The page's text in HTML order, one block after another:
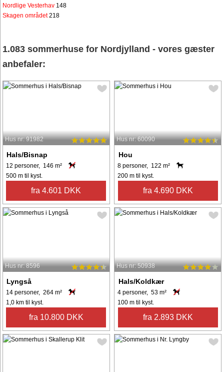
Nordlige Vesterhav 148
Skagen området218
1.083 sommerhuse for Nordjylland - vores gæster
anbefaler:
Hus nr: 91982
Hals/Bisnap
12 personer, 146 m²
500 m til kyst.
fra 4.601 DKK
Hus nr: 60090
Hou
8 personer, 122 m²
200 m til kyst.
fra 4.690 DKK
Hus nr: 8596
Lyngså
14 personer, 264 m²
1,0 km til kyst.
fra 10.800 DKK
Hus nr: 50938
Hals/Koldkær
4 personer, 53 m²
100 m til kyst.
fra 2.893 DKK